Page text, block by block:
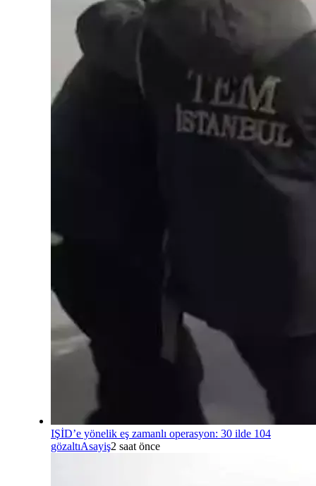
IŞİD’e yönelik eş zamanlı operasyon: 30 ilde 104
gözaltıAsayiş2 saat önce